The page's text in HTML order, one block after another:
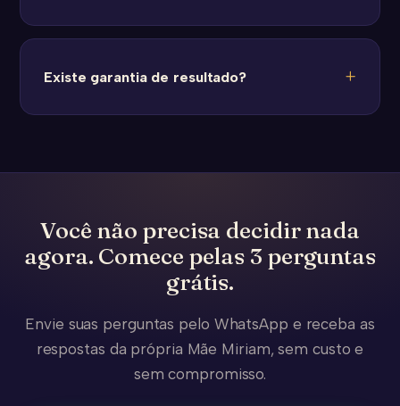
Existe garantia de resultado?
Você não precisa decidir nada
agora. Comece pelas 3 perguntas
grátis.
Envie suas perguntas pelo WhatsApp e receba as
respostas da própria Mãe Miriam, sem custo e
sem compromisso.